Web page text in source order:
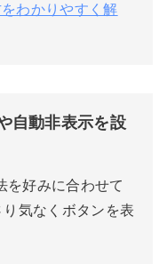
わかりやすく解
自動非表示を設
を好みに合わせて
気なくボタンを表